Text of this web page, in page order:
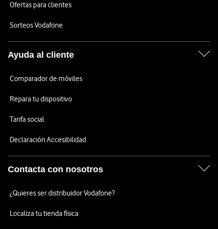
Ofertas para clientes
Sorteos Vodafone
Ayuda al cliente
Comparador de móviles
Repara tu dispositivo
Tarifa social
Declaración Accesibilidad
Contacta con nosotros
¿Quieres ser distribuidor Vodafone?
Localiza tu tienda física